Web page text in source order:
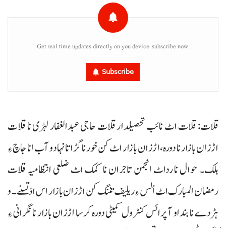
Get real time updates directly on you device, subscribe now.
Subscribe
قلات: قلات اٹ نائب تحصیلدار قلات حاجی عبدالغفار لہڑی نا قلات
اڑزان بازار نا دورہ، اڑزان بازار اٹ کن خور نا گڑاتا نہاد و آب انا جاچ ءِ
ہلک۔ حوال نا رداٹ انجمن تاجران نا کمک اٹ ضلعی انتظامیہ قلات
رمضان المبارک اٹ اُلس ءِ ریلیف تننگ کن اڑزان بازار اس اڈ تسنے۔ و
ہڑدے نا بنداو آ پرائس کنٹرول کمیٹی دورہ کرسا اڑزان بازار نا نگرانی ءِ